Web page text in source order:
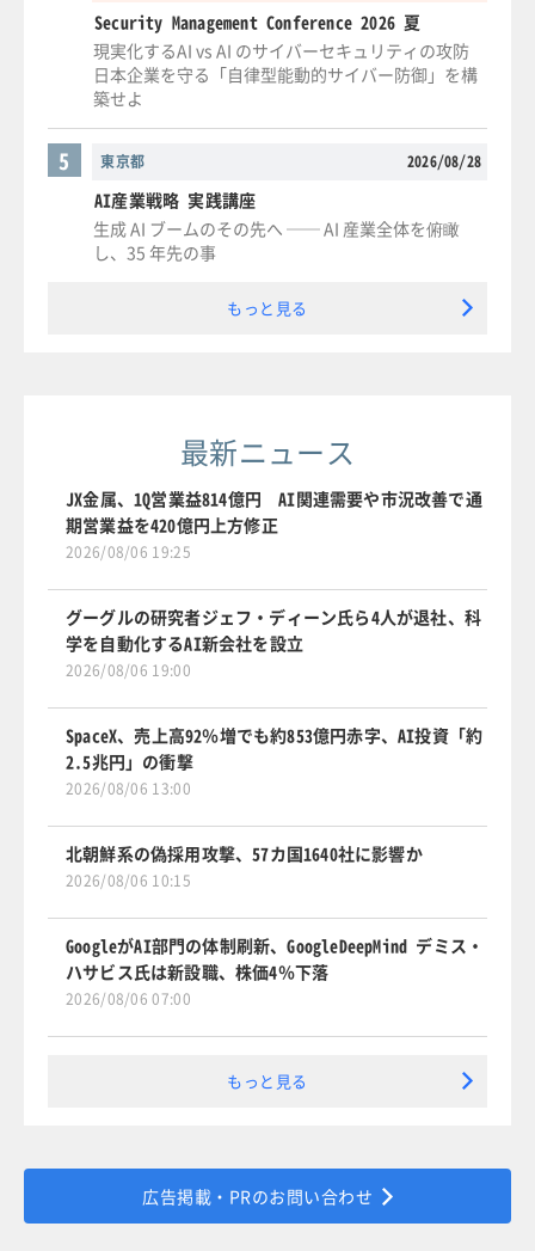
Security Management Conference 2026 夏
現実化するAI vs AI のサイバーセキュリティの攻防
日本企業を守る「自律型能動的サイバー防御」を構
築せよ
東京都 2026/08/28
5
AI産業戦略 実践講座
生成 AI ブームのその先へ ── AI 産業全体を俯瞰
し、35 年先の事
もっと見る
最新ニュース
JX金属、1Q営業益814億円 AI関連需要や市況改善で通
期営業益を420億円上方修正
2026/08/06 19:25
グーグルの研究者ジェフ・ディーン氏ら4人が退社、科
学を自動化するAI新会社を設立
2026/08/06 19:00
SpaceX、売上高92％増でも約853億円赤字、AI投資「約
2.5兆円」の衝撃
2026/08/06 13:00
北朝鮮系の偽採用攻撃、57カ国1640社に影響か
2026/08/06 10:15
GoogleがAI部門の体制刷新、GoogleDeepMind デミス・
ハサビス氏は新設職、株価4％下落
2026/08/06 07:00
もっと見る
広告掲載・PRのお問い合わせ